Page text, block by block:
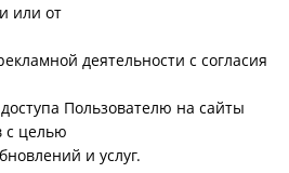
или от
деятельности с согласия
Пользователю на сайты
с целью
и услуг.